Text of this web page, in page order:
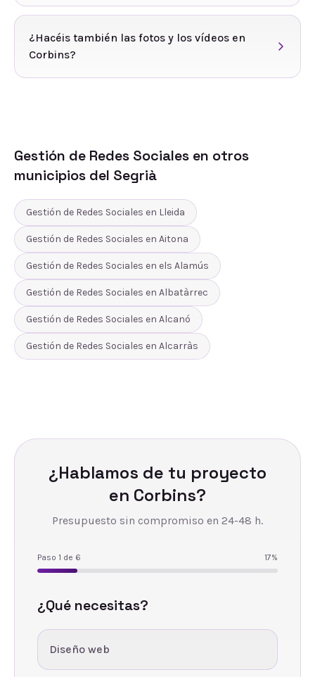
¿Hacéis también las fotos y los vídeos en
Corbins?
Gestión de Redes Sociales en otros
municipios del Segrià
Gestión de Redes Sociales en Lleida
Gestión de Redes Sociales en Aitona
Gestión de Redes Sociales en els Alamús
Gestión de Redes Sociales en Albatàrrec
Gestión de Redes Sociales en Alcanó
Gestión de Redes Sociales en Alcarràs
¿Hablamos de tu proyecto
en Corbins?
Presupuesto sin compromiso en 24-48 h.
Paso 1 de 6 17%
¿Qué necesitas?
Diseño web